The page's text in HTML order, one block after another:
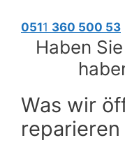
0511 360 500 53
Haben
Was wir
reparieren